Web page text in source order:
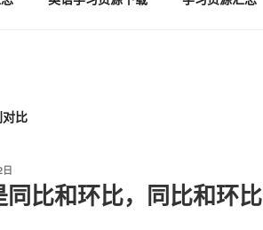
比
同比和环比，同比和环